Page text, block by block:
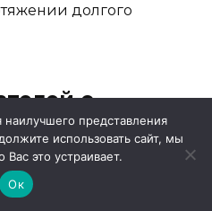
долгого
о
обратить внимание
моментов:
представления
использовать сайт, мы
Вас это устраивает.
Ок